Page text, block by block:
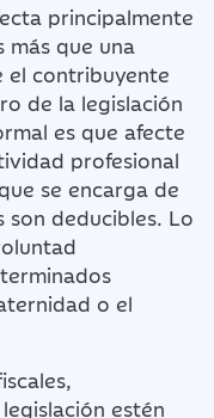
principalmente
más que una
el contribuyente
de la legislación
es que afecte
profesional
se encarga de
son deducibles. Lo
o el
estén